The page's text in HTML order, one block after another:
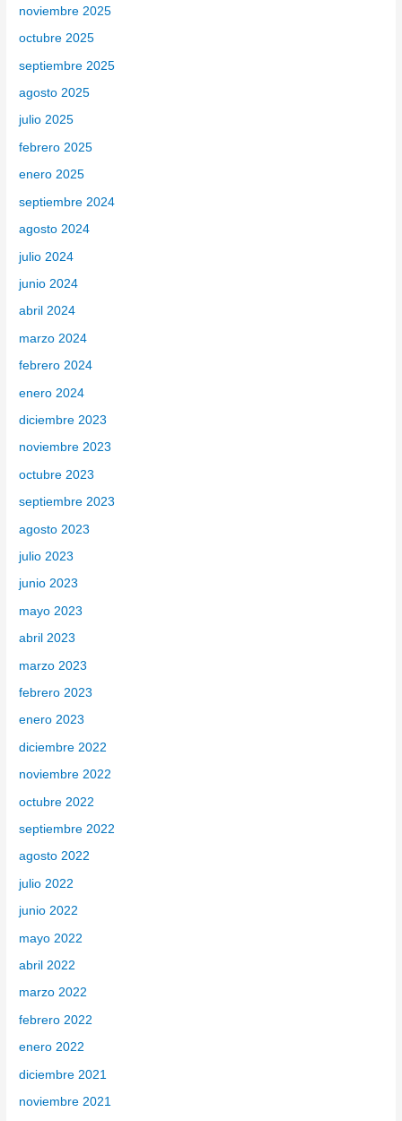
noviembre 2025
octubre 2025
septiembre 2025
agosto 2025
julio 2025
febrero 2025
enero 2025
septiembre 2024
agosto 2024
julio 2024
junio 2024
abril 2024
marzo 2024
febrero 2024
enero 2024
diciembre 2023
noviembre 2023
octubre 2023
septiembre 2023
agosto 2023
julio 2023
junio 2023
mayo 2023
abril 2023
marzo 2023
febrero 2023
enero 2023
diciembre 2022
noviembre 2022
octubre 2022
septiembre 2022
agosto 2022
julio 2022
junio 2022
mayo 2022
abril 2022
marzo 2022
febrero 2022
enero 2022
diciembre 2021
noviembre 2021